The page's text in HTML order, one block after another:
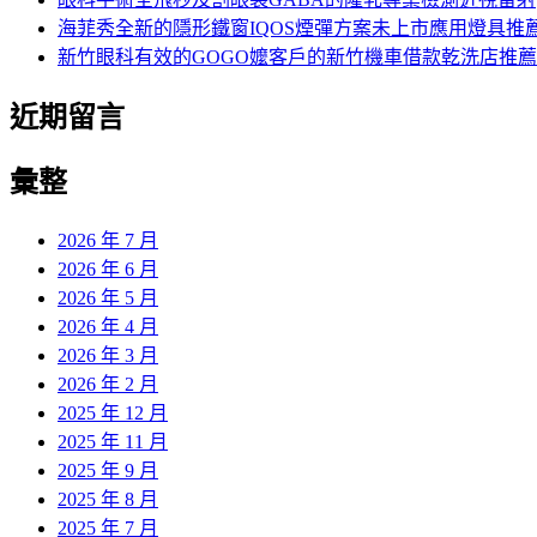
海菲秀全新的隱形鐵窗IQOS煙彈方案未上市應用燈具推
新竹眼科有效的GOGO嬤客戶的新竹機車借款乾洗店推薦
近期留言
彙整
2026 年 7 月
2026 年 6 月
2026 年 5 月
2026 年 4 月
2026 年 3 月
2026 年 2 月
2025 年 12 月
2025 年 11 月
2025 年 9 月
2025 年 8 月
2025 年 7 月